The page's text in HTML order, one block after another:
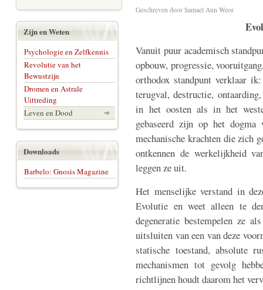
Geschreven door Samael Aun Weor
Vanuit puur academisch
opbouw, progressie,
orthodox standpunt verklaar
terugval, destructie,
in het oosten als in het
gebaseerd zijn op het
mechanische krachten die zich
ontkennen de werkelijkheid
leggen ze uit.
Het menselijke verstand in
Evolutie en weet alleen te
degeneratie bestempelen ze
uitsluiten van een van deze
statische toestand, absolute
mechanismen tot gevolg
richtlijnen houdt daarom het
Zijn en Weten
Psychologie en Zelfkennis
Revolutie van het
Bewustzijn
Dromen en Astrale
Uittreding
Leven en Dood
Downloads
Barbelo: Gnosis Magazine